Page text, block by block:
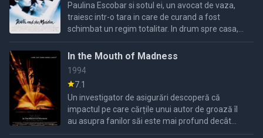
Paulina Escobar si sotul ei, un avocat de vaza,
traiesc intr-o tara in care de curand a fost
schimbat un regim totalitar. In drum spre casa,
intr-o seara ploioasa, sotul Paulinei soseste
insotit de un ...
In the Mouth of Madness
1994
7.1
Un investigator de asigurări descoperă că
impactul pe care cărțile unui autor de groază îl
au asupra fanilor săi este mai profund decât
inspirațional.